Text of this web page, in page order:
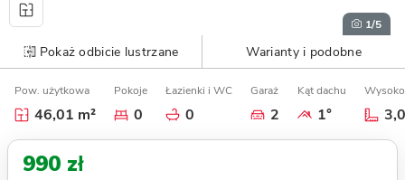
1/5
Pokaż odbicie lustrzane Warianty i podobne
Pow. użytkowa
46,01 m²
Pokoje
0
Łazienki i WC
0
Garaż
2
Kąt dachu
1°
990 zł